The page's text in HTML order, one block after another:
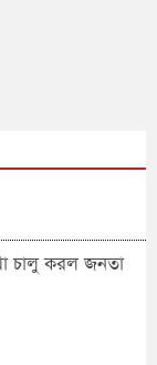
চালু করল জনতা